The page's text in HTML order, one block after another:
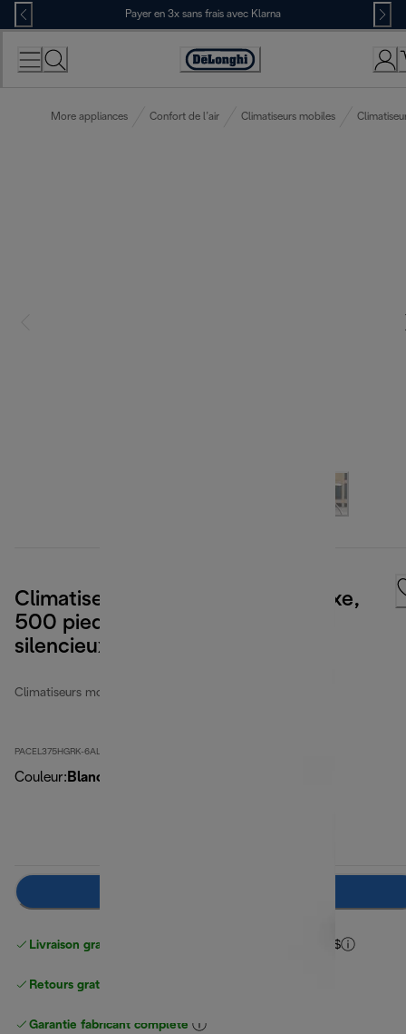
Skip
to
Content
Payer en 3x sans frais avec Klarna
Déclaration
More appliances Confort de l’air Climatiseurs mobiles
Climatiseur mobile Pinguino Deluxe,
500 pieds carrés, avec mode
silencieux
Climatiseurs mobiles
PACEL375HGRK-6ALWH
Couleur: Blanc
Livraison gratuite pour les commandes de plus de 40 $
Retours gratuits
Garantie fabricant complète